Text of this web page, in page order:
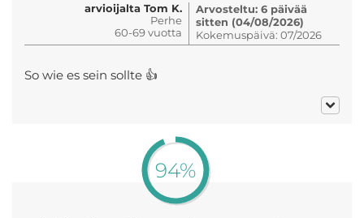
arvioijalta Tom K.
Perhe
60-69 vuotta
Arvosteltu: 6 päivää
sitten (04/08/2026)
Kokemuspäivä: 07/2026
So wie es sein sollte 👍
94%